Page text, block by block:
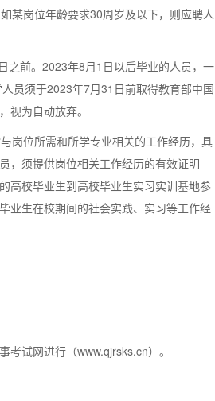
某岗位年龄要求30周岁及以下，则应聘人
之前。2023年8月1日以后毕业的人员，一
员须于2023年7月31日前取得教育部中国
视为自动放弃。
岗位所需和所学专业相关的工作经历，具
，须提供岗位相关工作经历的有效证明
高校毕业生到高校毕业生实习实训基地参
业生在校期间的社会实践、实习等工作经
试网进行（www.qjrsks.cn）。